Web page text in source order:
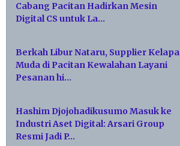
Cabang Pacitan Hadirkan Mesin
Digital CS untuk La…
Berkah Libur Nataru, Supplier Kelapa
Muda di Pacitan Kewalahan Layani
Pesanan hi…
Hashim Djojohadikusumo Masuk ke
Industri Aset Digital: Arsari Group
Resmi Jadi P…